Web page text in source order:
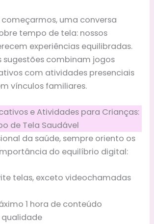
começarmos, uma conversa
tempo de tela: nossos
experiências equilibradas.
sugestões combinam jogos
com atividades presenciais
vínculos familiares.
e Atividades para Crianças:
de Tela Saudável
da saúde, sempre oriento os
do equilíbrio digital:
telas, exceto videochamadas
1 hora de conteúdo